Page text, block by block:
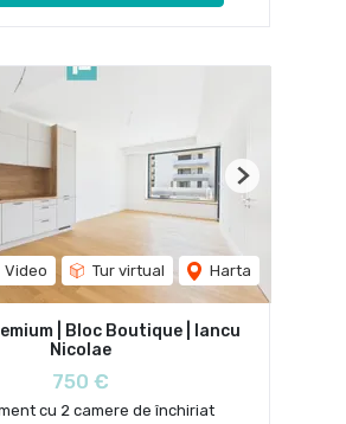
Video Tur virtual Harta
Next
| Bloc Boutique | Iancu
Nicolae
750 €
cu 2 camere de închiriat